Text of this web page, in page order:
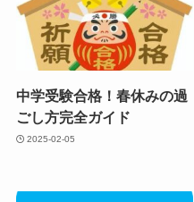
中学受験合格！春休みの過
ごし方完全ガイド
2025-02-05